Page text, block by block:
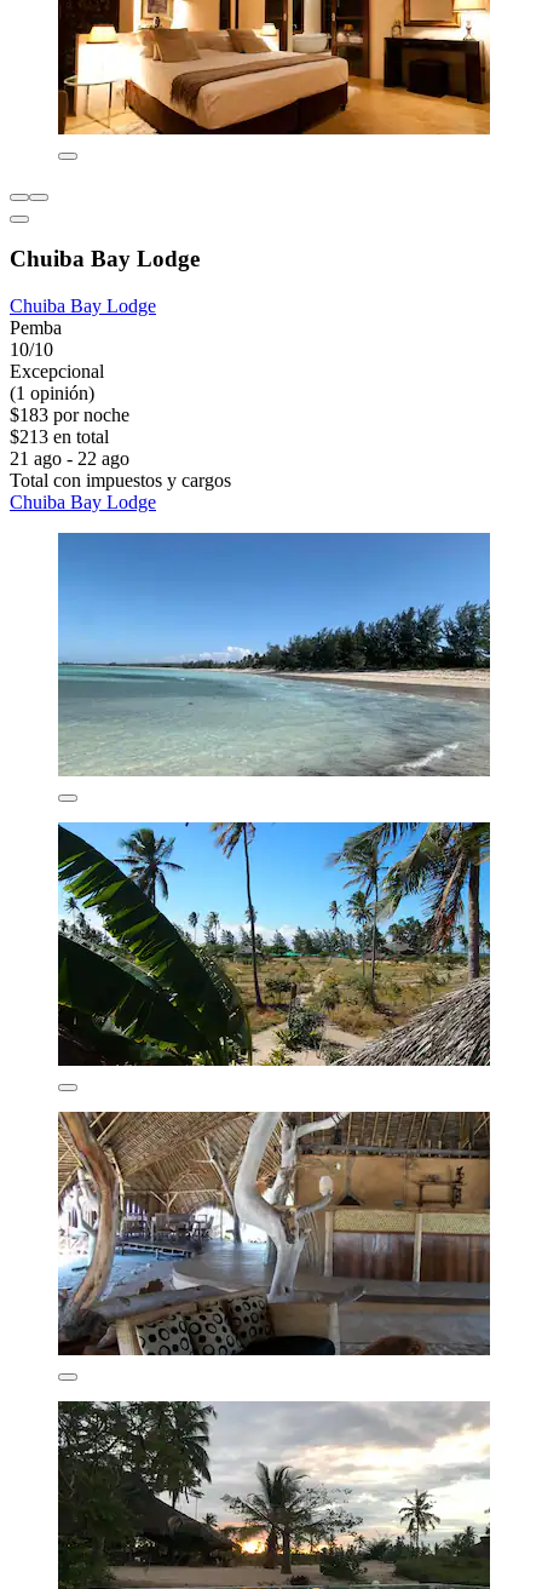
Chuiba Bay Lodge
Chuiba Bay Lodge
Pemba
10/10
Excepcional
(1 opinión)
$183 por noche
$213 en total
21 ago - 22 ago
Total con impuestos y cargos
Chuiba Bay Lodge